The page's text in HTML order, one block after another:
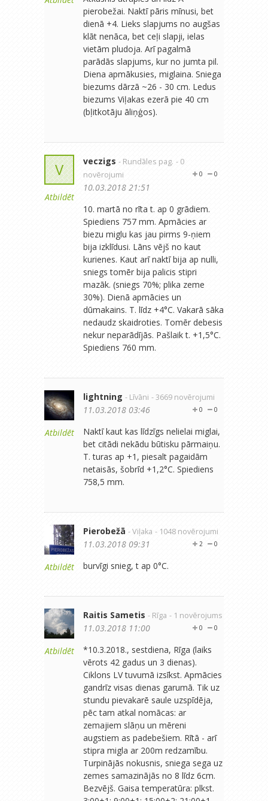
pierobežai. Naktī pāris mīnusi, bet
dienā +4. Lieks slapjums no augšas
klāt nenāca, bet ceļi slapji, ielas
vietām pludoja. Arī pagalmā
parādās slapjums, kur no jumta pil.
Diena apmākusies, miglaina. Sniega
biezums dārzā ~26 - 30 cm. Ledus
biezums Viļakas ezerā pie 40 cm
(bļitkotāju āliņģos).
V
Atbildēt
veczigs - Rundāles pag. - 0
novērojumi
0
0
10.03.2018 21:51
10. martā no rīta t. ap 0 grādiem.
Spiediens 757 mm. Apmācies ar
biezu miglu kas jau pirms 9-ņiem
bija izklīdusi. Lāns vējš no kaut
kurienes. Kaut arī naktī bija ap nulli,
sniegs tomēr bija palicis stipri
mazāk. (sniegs 70%; plika zeme
30%). Dienā apmācies un
dūmakains. T. līdz +4°C. Vakarā sāka
nedaudz skaidroties. Tomēr debesis
nekur neparādījās. Pašlaik t. +1,5°C.
Spiediens 760 mm.
Atbildēt
lightning - Līvāni - 3669 novērojumi
0
0
11.03.2018 03:46
Naktī kaut kas līdzīgs nelielai miglai,
bet citādi nekādu būtisku pārmaiņu.
T. turas ap +1, piesalt pagaidām
netaisās, šobrīd +1,2°C. Spiediens
758,5 mm.
Atbildēt
Pierobežā - Viļaka - 1048 novērojumi
0
2
11.03.2018 09:31
burvīgi snieg, t ap 0°C.
Atbildēt
Raitis Sametis - Rīga - 1 novērojums
0
0
11.03.2018 11:00
*10.3.2018., sestdiena, Rīga (laiks
vērots 42 gadus un 3 dienas).
Ciklons LV tuvumā izsīkst. Apmācies
gandrīz visas dienas garumā. Tik uz
stundu pievakarē saule uzspīdēja,
pēc tam atkal nomācas: ar
zemajiem slāņu un mēreni
augstiem as padebešiem. Rītā - arī
stipra migla ar 200m redzamību.
Turpinājās nokusnis, sniega sega uz
zemes samazinājās no 8 līdz 6cm.
Bezvējš. Gaisa temperatūra: plkst.